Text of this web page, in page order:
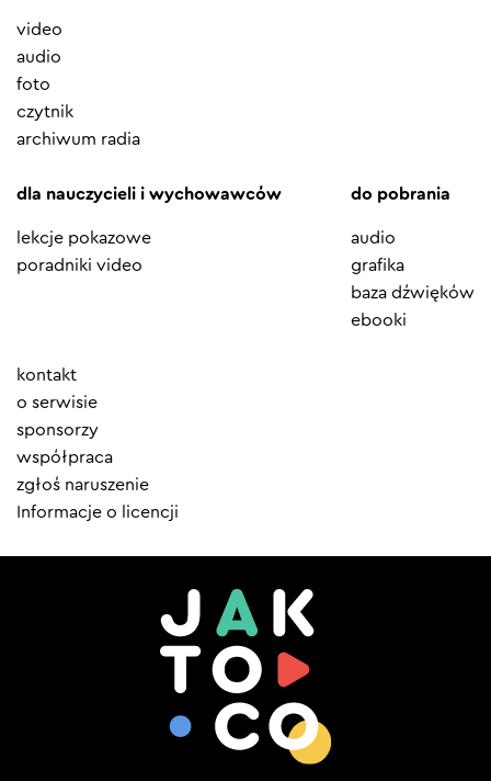
video
audio
foto
czytnik
archiwum radia
dla nauczycieli i wychowawców
lekcje pokazowe
poradniki video
do pobrania
audio
grafika
baza dźwięków
ebooki
Element
menu
kontakt
o serwisie
sponsorzy
współpraca
zgłoś naruszenie
Informacje o licencji